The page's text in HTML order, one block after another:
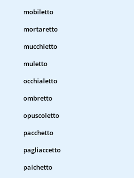
mobiletto
mortaretto
mucchietto
muletto
occhialetto
ombretto
opuscoletto
pacchetto
pagliaccetto
palchetto